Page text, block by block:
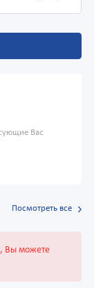
Вас
Посмотреть все
Вы можете